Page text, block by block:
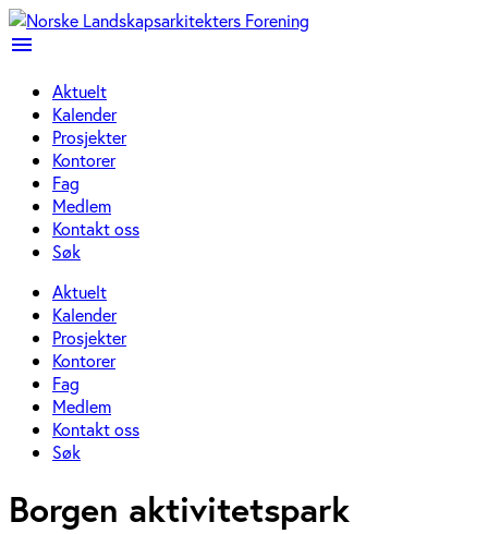
menu
Aktuelt
Kalender
Prosjekter
Kontorer
Fag
Medlem
Kontakt oss
Søk
Aktuelt
Kalender
Prosjekter
Kontorer
Fag
Medlem
Kontakt oss
Søk
Borgen aktivitetspark